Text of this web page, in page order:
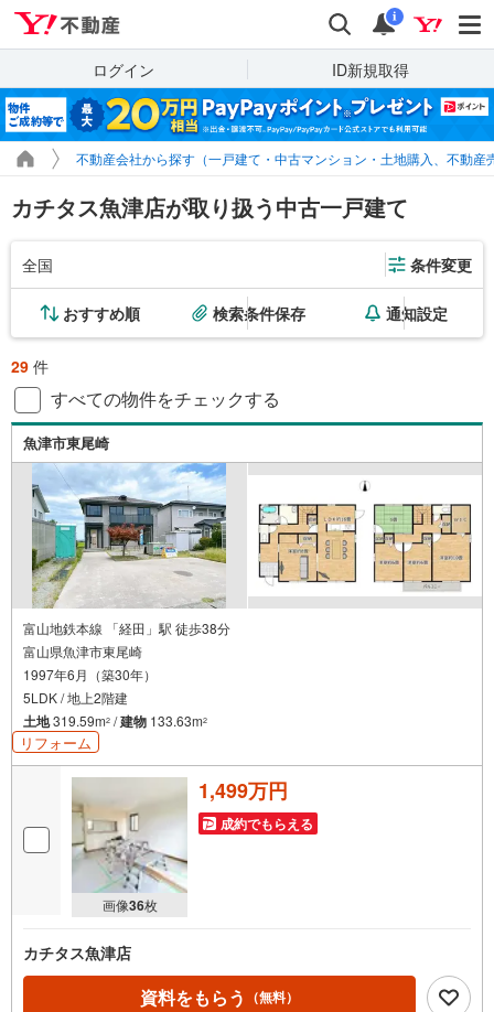
検索 通知
i
ログイン ID新規取得
不動産会社から探す（一戸建て・中古マンション・土地購入、不動産
カチタス魚津店が取り扱う中古一戸建て
全国 条件変更
おすすめ順 検索条件保存 通知設定
29 件
すべての物件をチェックする
魚津市東尾崎
富山地鉄本線 「経田」駅 徒歩38分
富山県魚津市東尾崎
1997年6月（築30年）
5LDK / 地上2階建
土地319.59m2 /建物 133.63m2
リフォーム
画像36枚
1,499万円
成約でもらえる
カチタス魚津店
資料をもらう （無料）